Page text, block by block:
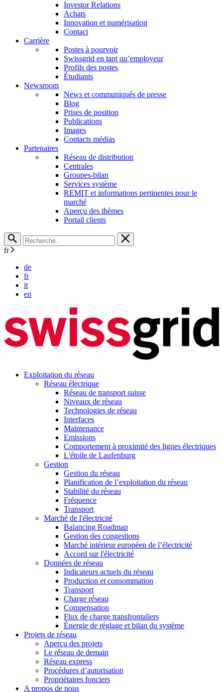
Investor Relations
Achats
Innovation et numérisation
Contact
Carrière
Postes à pourvoir
Swissgrid en tant qu’employeur
Profils des postes
Étudiants
Newsroom
News et communiqués de presse
Blog
Prises de position
Publications
Images
Contacts médias
Partenaires
Réseau de distribution
Centrales
Groupes-bilan
Services système
REMIT et informations pertinentes pour le
marché
Aperçu des thèmes
Portail clients
fr
de
fr
it
en
Exploitation du réseau
Réseau électrique
Réseau de transport suisse
Niveaux de réseau
Technologies de réseau
Interfaces
Maintenance
Emissions
Comportement à proximité des lignes électriques
L'étoile de Laufenburg
Gestion
Gestion du réseau
Planification de l’exploitation du réseau
Stabilité du réseau
Fréquence
Transport
Marché de l'électricité
Balancing Roadmap
Gestion des congestions
Marché intérieur européen de l’électricité
Accord sur l'électricité
Données de réseau
Indicateurs actuels du réseau
Production et consommation
Transport
Charge réseau
Compensation
Flux de charge transfrontaliers
Énergie de réglage et bilan du système
Projets de réseau
Aperçu des projets
Le réseau de demain
Réseau express
Procédures d’autorisation
Propriétaires fonciers
A propos de nous